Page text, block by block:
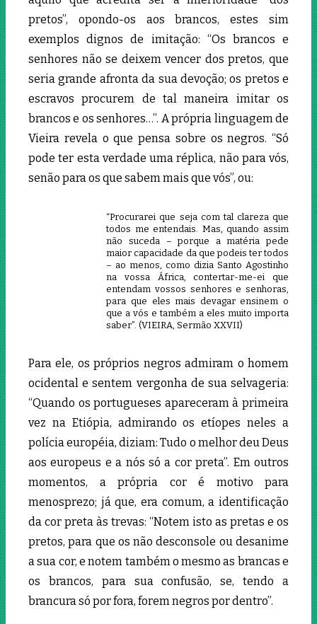
pretos”, opondo-os aos brancos, estes sim
exemplos dignos de imitação: “Os brancos e
senhores não se deixem vencer dos pretos, que
seria grande afronta da sua devoção; os pretos e
escravos procurem de tal maneira imitar os
brancos e os senhores…”. A própria linguagem de
Vieira revela o que pensa sobre os negros. “Só
pode ter esta verdade uma réplica, não para vós,
senão para os que sabem mais que vós”, ou:
“Procurarei que seja com tal clareza que
todos me entendais. Mas, quando assim
não suceda – porque a matéria pede
maior capacidade da que podeis ter todos
– ao menos, como dizia Santo Agostinho
na vossa África, contertar-me-ei que
entendam vossos senhores e senhoras,
para que eles mais devagar ensinem o
que a vós e também a eles muito importa
saber”. (VIEIRA, Sermão XXVII)
Para ele, os próprios negros admiram o homem
ocidental e sentem vergonha de sua selvageria:
“Quando os portugueses apareceram à primeira
vez na Etiópia, admirando os etíopes neles a
polícia européia, diziam: Tudo o melhor deu Deus
aos europeus e a nós só a cor preta”. Em outros
momentos, a própria cor é motivo para
menosprezo; já que, era comum, a identificação
da cor preta às trevas: “Notem isto as pretas e os
pretos, para que os não desconsole ou desanime
a sua cor, e notem também o mesmo as brancas e
os brancos, para sua confusão, se, tendo a
brancura só por fora, forem negros por dentro”.